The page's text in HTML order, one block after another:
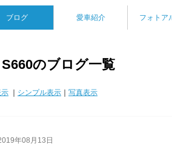
ブログ 愛車紹介 フォトア
のブログ一覧
シンプル表示 写真表示
年08月13日